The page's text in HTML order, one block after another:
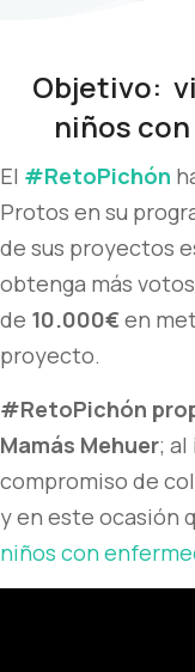
Objetivo:
niños
El #RetoPichón
Protos en su
de sus proyectos
obtenga más
de 10.000€en
proyecto.
#RetoPichón
Mamás Mehuer;
compromiso de
y en este ocasión
niños con